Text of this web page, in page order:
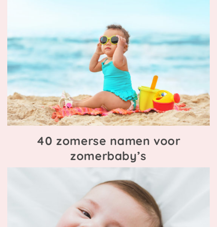
40 zomerse namen voor
zomerbaby’s